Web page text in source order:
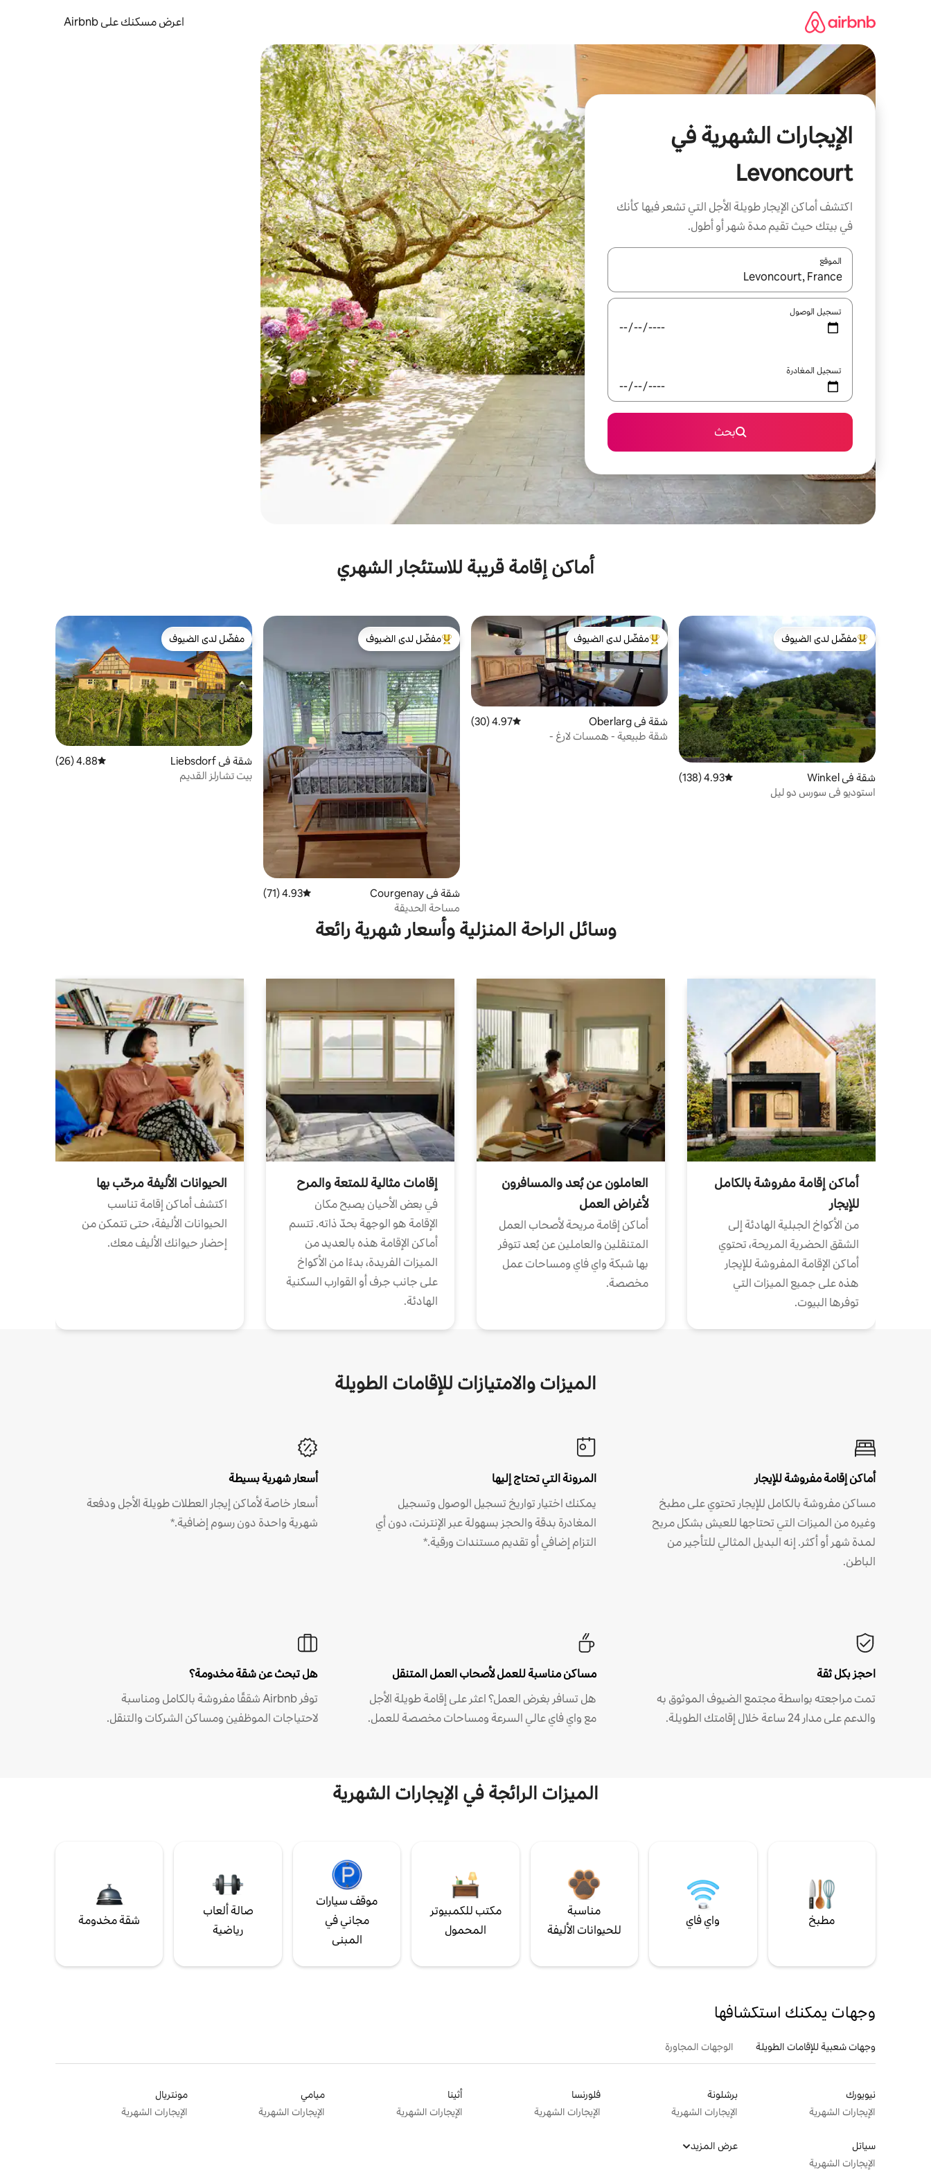
اعرض مسكنك على Airbnb
الإيجارات الشهرية في
Levoncourt
اكتشف أماكن الإيجار طويلة الأجل التي تشعر فيها كأنك
في بيتك حيث تقيم مدة شهر أو أطول.
الموقع
عند توفر النتائج، انتقل باستخدام السهمين لأعلى ولأسفل أو استكشف عن طريق اللمس أو السحب.
تسجيل الوصول
تسجيل المغادرة
بحث
أماكن إقامة قريبة للاستئجار الشهري
من أبرز البيوت المفضّلة لدى الضيوف
مفضّل لدى الضيوف
شقة في Winkel متوسط التقييم 4.93 من 5، 138 مراجعات
4.93 (138)
استوديو في سورس دو ليل
من أبرز البيوت المفضّلة لدى الضيوف
مفضّل لدى الضيوف
شقة في Oberlarg متوسط التقييم 4.97 من 5، 30 مراجعات
4.97 (30)
شقة طبيعية - همسات لارغ -
من أبرز البيوت المفضّلة لدى الضيوف
مفضّل لدى الضيوف
شقة في Courgenay متوسط التقييم 4.93 من 5، 71 مراجعات
4.93 (71)
مساحة الحديقة
مفضّل لدى الضيوف
مفضّل لدى الضيوف
شقة في Liebsdorf متوسط التقييم 4.88 من 5، 26 مراجعات
4.88 (26)
بيت تشارلز القديم
وسائل الراحة المنزلية وأسعار شهرية رائعة
أماكن إقامة مفروشة بالكامل
للإيجار
من الأكواخ الجبلية الهادئة إلى
الشقق الحضرية المريحة، تحتوي
أماكن الإقامة المفروشة للإيجار
هذه على جميع الميزات التي
توفرها البيوت.
العاملون عن بُعد والمسافرون
لأغراض العمل
أماكن إقامة مريحة لأصحاب العمل
المتنقلين والعاملين عن بُعد تتوفر
بها شبكة واي فاي ومساحات عمل
مخصصة.
إقامات مثالية للمتعة والمرح
في بعض الأحيان يصبح مكان
الإقامة هو الوجهة بحدّ ذاته. تتسم
أماكن الإقامة هذه بالعديد من
الميزات الفريدة، بدءًا من الأكواخ
على جانب جرف أو القوارب السكنية
الهادئة.
الحيوانات الأليفة مرحّب بها
اكتشف أماكن إقامة تناسب
الحيوانات الأليفة، حتى تتمكن من
إحضار حيوانك الأليف معك.
الميزات والامتيازات للإقامات الطويلة
أماكن إقامة مفروشة للإيجار
مساكن مفروشة بالكامل للإيجار تحتوي على مطبخ
وغيره من الميزات التي تحتاجها للعيش بشكل مريح
لمدة شهر أو أكثر. إنه البديل المثالي للتأجير من
الباطن.
المرونة التي تحتاج إليها
يمكنك اختيار تواريخ تسجيل الوصول وتسجيل
المغادرة بدقة والحجز بسهولة عبر الإنترنت، دون أي
التزام إضافي أو تقديم مستندات ورقية.*
أسعار شهرية بسيطة
أسعار خاصة لأماكن إيجار العطلات طويلة الأجل ودفعة
شهرية واحدة دون رسوم إضافية.*
احجز بكل ثقة
تمت مراجعته بواسطة مجتمع الضيوف الموثوق به
والدعم على مدار 24 ساعة خلال إقامتك الطويلة.
مساكن مناسبة للعمل لأصحاب العمل المتنقل
هل تسافر بغرض العمل؟ اعثر على إقامة طويلة الأجل
مع واي فاي عالي السرعة ومساحات مخصصة للعمل.
هل تبحث عن شقة مخدومة؟
توفر Airbnb شققًا مفروشة بالكامل ومناسبة
لاحتياجات الموظفين ومساكن الشركات والتنقل.
الميزات الرائجة في الإيجارات الشهرية
مطبخ واي فاي
مناسبة
للحيوانات الأليفة
مكتب للكمبيوتر
المحمول
موقف سيارات
مجاني في
المبنى
صالة ألعاب
رياضية
شقة مخدومة
وجهات يمكنك استكشافها
وجهات شعبية للإقامات الطويلة الوجهات المجاورة
نيويورك
الإيجارات الشهرية
برشلونة
الإيجارات الشهرية
فلورنسا
الإيجارات الشهرية
أثينا
الإيجارات الشهرية
ميامي
الإيجارات الشهرية
مونتريال
الإيجارات الشهرية
سياتل
الإيجارات الشهرية
عرض المزيد